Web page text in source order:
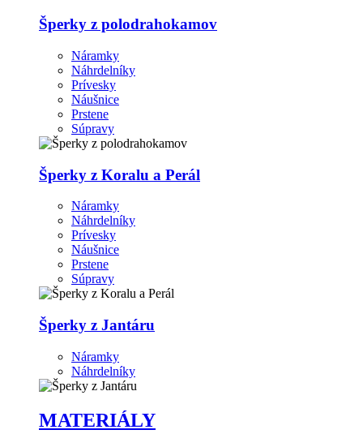
Šperky z polodrahokamov
Náramky
Náhrdelníky
Prívesky
Náušnice
Prstene
Súpravy
Šperky z Koralu a Perál
Náramky
Náhrdelníky
Prívesky
Náušnice
Prstene
Súpravy
Šperky z Jantáru
Náramky
Náhrdelníky
MATERIÁLY